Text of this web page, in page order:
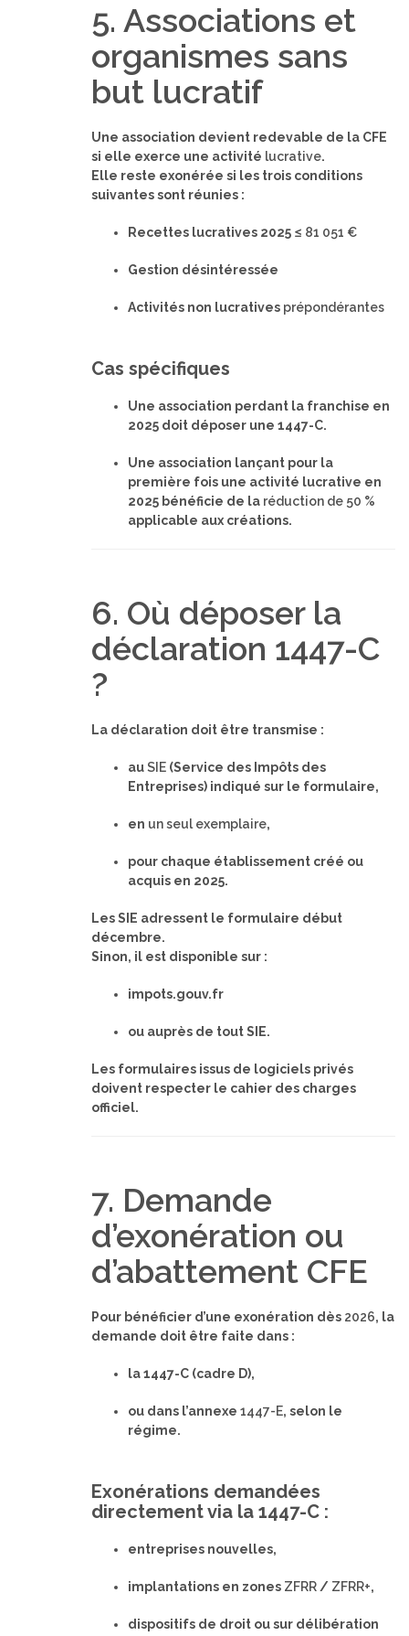
5. Associations et
organismes sans
but lucratif
Une association devient redevable de la CFE
si elle exerce une activité lucrative.
Elle reste exonérée si les trois conditions
suivantes sont réunies :
Recettes lucratives 2025 ≤ 81 051 €
Gestion désintéressée
Activités non lucratives prépondérantes
Cas spécifiques
Une association perdant la franchise en
2025 doit déposer une 1447-C.
Une association lançant pour la
première fois une activité lucrative en
2025 bénéficie de la réduction de 50 %
applicable aux créations.
6. Où déposer la
déclaration 1447-C
?
La déclaration doit être transmise :
auSIE (Service des Impôts des
Entreprises) indiqué sur le formulaire,
en un seul exemplaire,
pour chaque établissement créé ou
acquis en 2025.
Les SIE adressent le formulaire début
décembre.
Sinon, il est disponible sur :
impots.gouv.fr
ou auprès de tout SIE.
Les formulaires issus de logiciels privés
doivent respecter le cahier des charges
officiel.
7. Demande
d’exonération ou
d’abattement CFE
Pour bénéficier d’une exonération dès 2026, la
demande doit être faite dans :
la 1447-C (cadre D),
ou dans l’annexe 1447-E, selon le
régime.
Exonérations demandées
directement via la 1447-C :
entreprises nouvelles,
implantations en zones ZFRR / ZFRR+,
dispositifs de droit ou sur délibération